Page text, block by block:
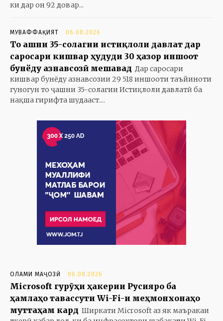
ки дар он 92 довар...
МУВАФФАҚИЯТ 06.08.2026
То ҷашни 35-солагии истиқлоли давлат дар
саросари кишвар ҳудуди 30 ҳазор иншоот
бунёду азнавсозӣ мешавад Дар саросари
кишвар бунёду азнавсозии 29 518 иншооти таъйиноти
гуногун то ҷашни 35-солагии Истиқлоли давлатӣ ба
нақша гирифта шудааст....
ОЛАМИ МАҶОЗӢ 06.08.2026
Microsoft гурӯҳи ҳакерии Русияро ба
ҳамлаҳо тавассути Wi-Fi-и меҳмонхонаҳо
муттаҳам кард Ширкати Microsoft аз як маъракаи